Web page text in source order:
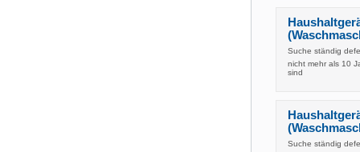
Suche ständig
nicht mehr als 10
sind
Suche ständig